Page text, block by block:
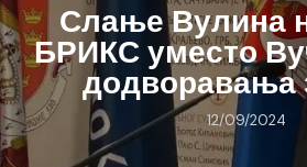
Слање Вулина
БРИКС уместо
додворавања
12/09/2024